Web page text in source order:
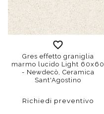
Gres effetto graniglia
marmo lucido Light 60x60
- Newdecò, Ceramica
Sant'Agostino
Richiedi preventivo